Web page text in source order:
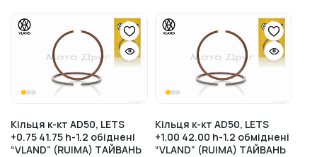
Кільця к-кт AD50, LETS
+0.75 41.75 h-1.2 обіднені
“VLAND” (RUIMA) ТАЙВАНЬ
Кільця к-кт AD50, LETS
+1.00 42.00 h-1.2 обміднені
“VLAND” (RUIMA) ТАЙВАНЬ